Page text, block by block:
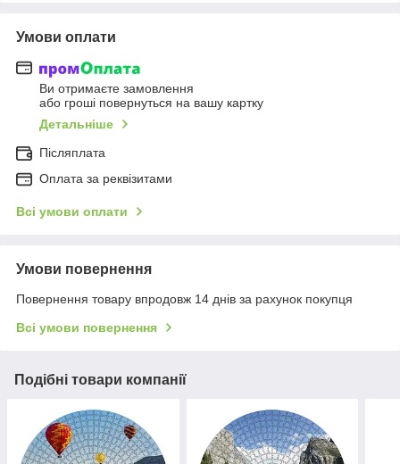
Умови оплати
Ви отримаєте замовлення
або гроші повернуться на вашу картку
Детальніше
Післяплата
Оплата за реквізитами
Всі умови оплати
Умови повернення
Повернення товару впродовж 14 днів за рахунок покупця
Всі умови повернення
Подібні товари компанії